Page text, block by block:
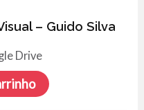
– Guido Silva
Drive